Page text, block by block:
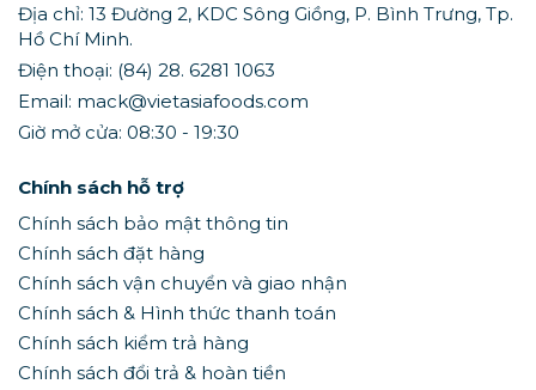
Địa chỉ: 13 Đường 2, KDC Sông Giồng, P. Bình Trưng, Tp.
Hồ Chí Minh.
Điện thoại: (84) 28. 6281 1063
Email: mack@vietasiafoods.com
Giờ mở cửa: 08:30 - 19:30
Chính sách hỗ trợ
Chính sách bảo mật thông tin
Chính sách đặt hàng
Chính sách vận chuyển và giao nhận
Chính sách & Hình thức thanh toán
Chính sách kiểm trả hàng
Chính sách đổi trả & hoàn tiền